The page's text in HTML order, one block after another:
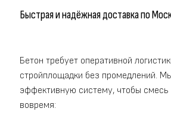
Быстрая и надёжная доставка по
Бетон требует оперативной
стройплощадки без промедлений.
эффективную систему, чтобы смесь
вовремя: